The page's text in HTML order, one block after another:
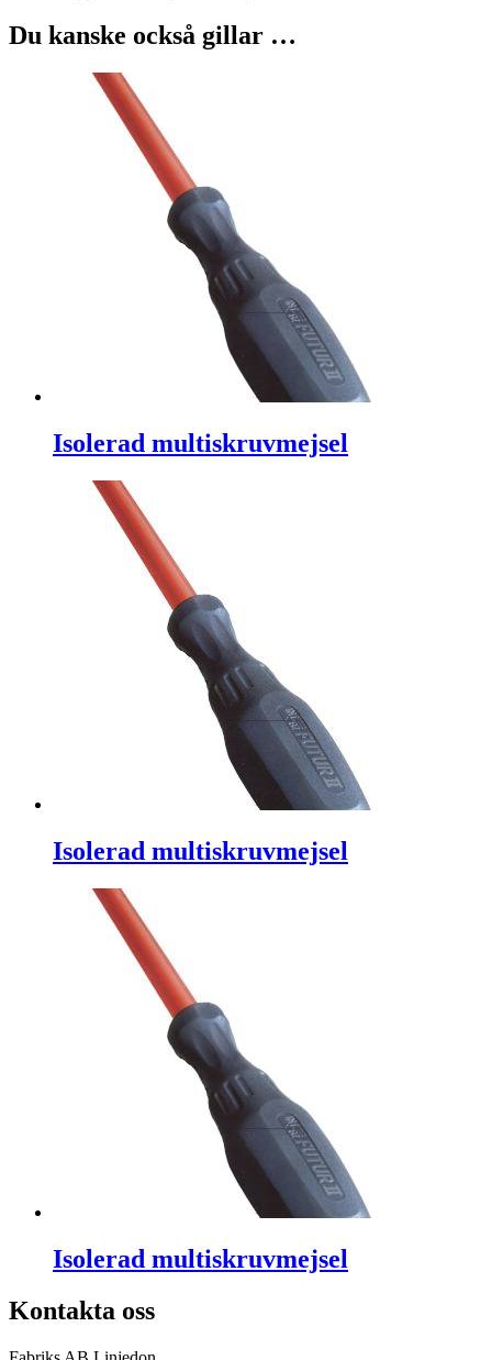
Du kanske också gillar …
Isolerad multiskruvmejsel
Isolerad multiskruvmejsel
Isolerad multiskruvmejsel
Kontakta oss